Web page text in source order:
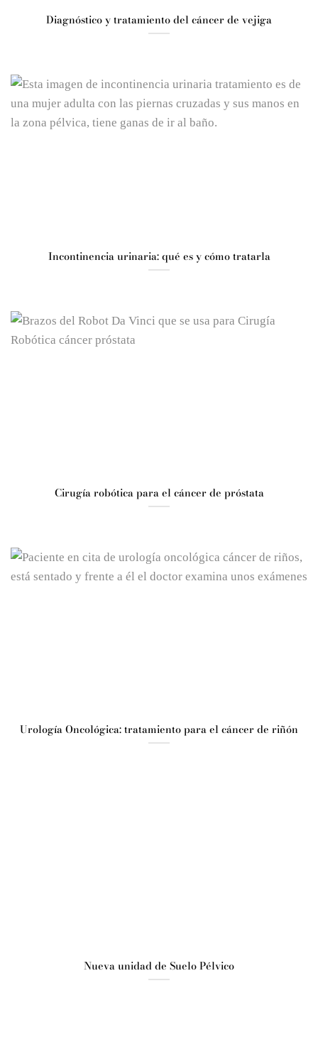
Diagnóstico y tratamiento del cáncer de vejiga
Incontinencia urinaria: qué es y cómo tratarla
Cirugía robótica para el cáncer de próstata
Urología Oncológica: tratamiento para el cáncer de riñón
Nueva unidad de Suelo Pélvico